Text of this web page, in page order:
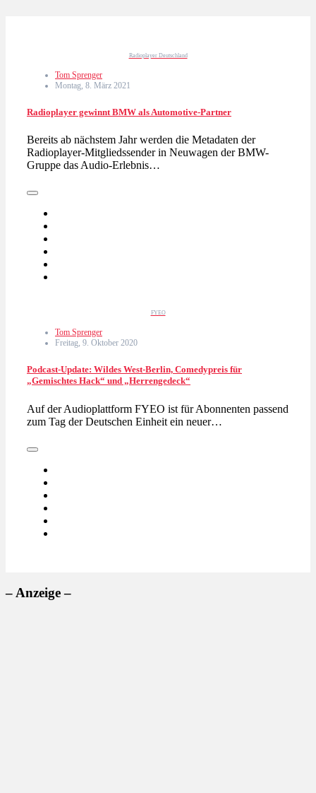
Radioplayer Deutschland
Tom Sprenger
Montag, 8. März 2021
Radioplayer gewinnt BMW als Automotive-Partner
Bereits ab nächstem Jahr werden die Metadaten der
Radioplayer-Mitgliedssender in Neuwagen der BMW-
Gruppe das Audio-Erlebnis…
FYEO
Tom Sprenger
Freitag, 9. Oktober 2020
Podcast-Update: Wildes West-Berlin, Comedypreis für
„Gemischtes Hack“ und „Herrengedeck“
Auf der Audioplattform FYEO ist für Abonnenten passend
zum Tag der Deutschen Einheit ein neuer…
– Anzeige –